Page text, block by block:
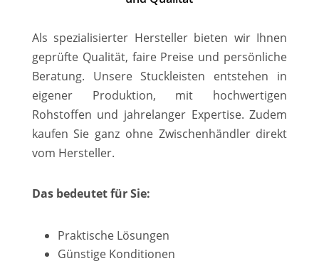
Als spezialisierter Hersteller bieten wir Ihnen
geprüfte Qualität, faire Preise und persönliche
Beratung. Unsere Stuckleisten entstehen in
eigener Produktion, mit hochwertigen
Rohstoffen und jahrelanger Expertise. Zudem
kaufen Sie ganz ohne Zwischenhändler direkt
vom Hersteller.
Das bedeutet für Sie:
Praktische Lösungen
Günstige Konditionen